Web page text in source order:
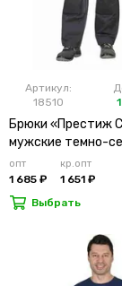
Артикул:
18510
Брюки «Престиж
мужские темно-
опт
1 685 ₽
кр.опт
1 651 ₽
Выбрать